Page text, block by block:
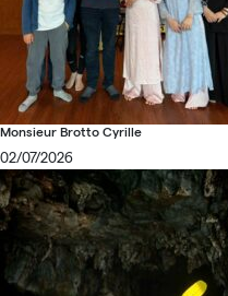
Monsieur Brotto Cyrille
02/07/2026